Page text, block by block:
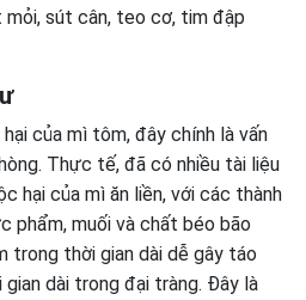
sút cân, teo cơ, tim đập
của mì tôm, đây chính là vấn
Thực tế, đã có nhiều tài liệu
hại của mì ăn liền, với các thành
phẩm, muối và chất béo bão
trong thời gian dài dễ gây táo
gian dài trong đại tràng. Đây là